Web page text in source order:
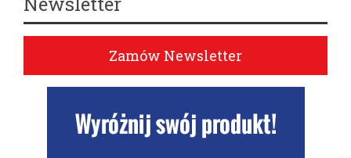
Zamów Newsletter